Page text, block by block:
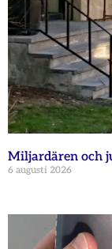
Miljardären och
6 augusti 2026